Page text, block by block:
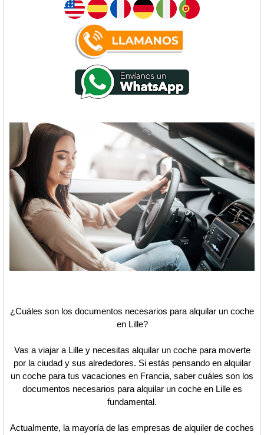
¿Cuáles son los documentos necesarios para alquilar un coche
en Lille?
Vas a viajar a Lille y necesitas alquilar un coche para moverte
por la ciudad y sus alrededores. Si estás pensando en alquilar
un coche para tus vacaciones en Francia, saber cuáles son los
documentos necesarios para alquilar un coche en Lille es
fundamental.
Actualmente, la mayoría de las empresas de alquiler de coches